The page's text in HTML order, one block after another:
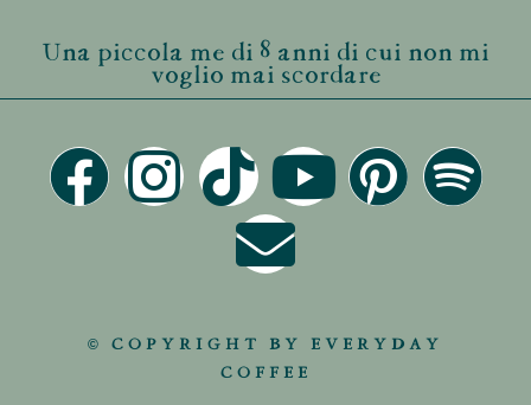
Una piccola me di 8 anni di cui non mi
voglio mai scordare
© COPYRIGHT BY EVERYDAY
COFFEE